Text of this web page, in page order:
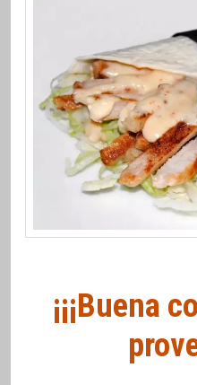
¡¡¡Buena